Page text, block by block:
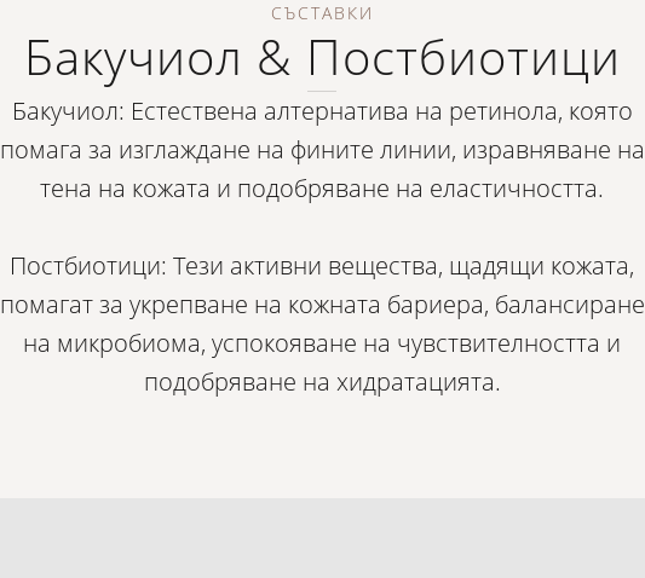
СЪСТАВКИ
Бакучиол & Постбиотици​
Бакучиол: Естествена алтернатива на ретинола, която
помага за изглаждане на фините линии, изравняване на
тена на кожата и подобряване на еластичността.
Постбиотици​: Тези активни вещества, щадящи кожата,
помагат за укрепване на кожната бариера, балансиране
на микробиома, успокояване на чувствителността и
подобряване на хидратацията.